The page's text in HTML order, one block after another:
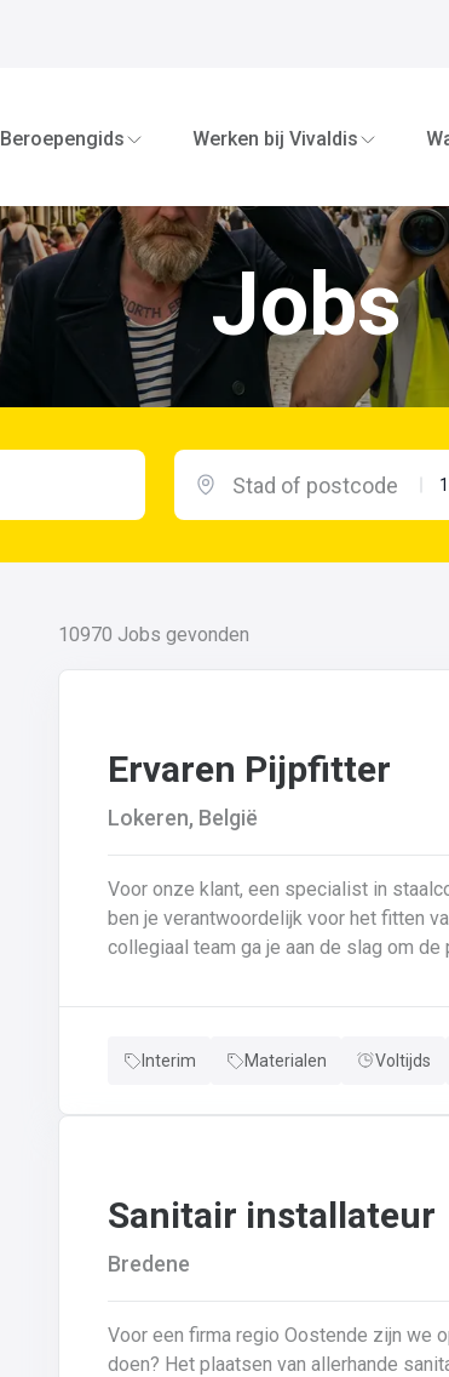
Beroepengids Werken bij Vivaldis
Jobs
10970 Jobs gevonden
Ervaren Pijpfitter
Lokeren, België
Voor onze klant, een specialist in
ben je verantwoordelijk voor het fitten
collegiaal team ga je aan de slag om de projecten
van leidingen in samenwerking met je
en bijhouden van
Interim Materialen Voltijds
Sanitair installateur
Bredene
Voor een firma regio Oostende zijn we op
doen? Het plaatsen van allerhande sanitaire installaties + centrale verwarmingLeggen en aansluiten van